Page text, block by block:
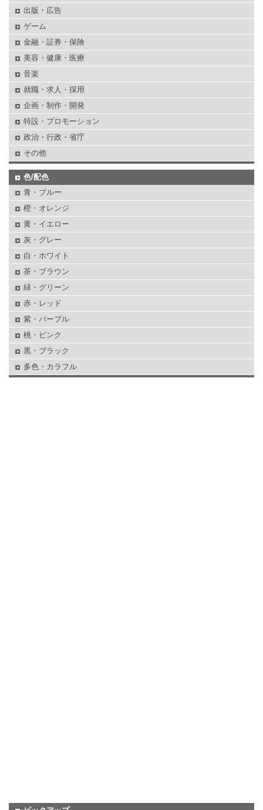
出版・広告
ゲーム
金融・証券・保険
美容・健康・医療
音楽
就職・求人・採用
企画・制作・開発
特設・プロモーション
政治・行政・省庁
その他
色/配色
青・ブルー
橙・オレンジ
黄・イエロー
灰・グレー
白・ホワイト
茶・ブラウン
緑・グリーン
赤・レッド
紫・パープル
桃・ピンク
黒・ブラック
多色・カラフル